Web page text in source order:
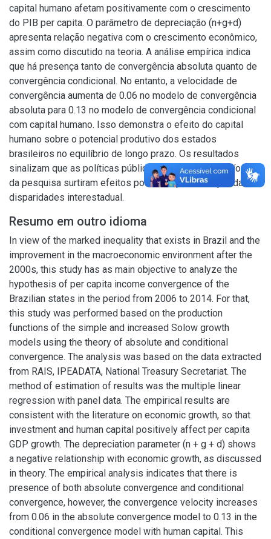
capital humano afetam positivamente com o crescimento
do PIB per capita. O parâmetro de depreciação (n+g+d)
apresenta relação negativa com o crescimento econômico,
assim como discutido na teoria. A análise empírica indica
que há presença tanto de convergência absoluta quanto de
convergência condicional. No entanto, a velocidade de
convergência aumenta de 0.06 no modelo de convergência
absoluta para 0.13 no modelo de convergência condicional
com capital humano. Isso demonstra o efeito do capital
humano sobre o potencial produtivo dos estados
brasileiros no equilíbrio de longo prazo. Os resultados
sinalizam que as políticas públicas realizadas no período
da pesquisa surtiram efeitos positivos para redução das
disparidades interestadual.
Resumo em outro idioma
In view of the marked inequality that exists in Brazil and the
improvement in the macroeconomic environment after the
2000s, this study has as main objective to analyze the
hypothesis of per capita income convergence of the
Brazilian states in the period from 2006 to 2014. For that,
this study was performed based on the production
functions of the simple and increased Solow growth
models using the theory of absolute and conditional
convergence. The analysis was based on the data extracted
from RAIS, IPEADATA, National Treasury Secretariat. The
method of estimation of results was the multiple linear
regression with panel data. The empirical results are
consistent with the literature on economic growth, so that
investment and human capital positively affect per capita
GDP growth. The depreciation parameter (n + g + d) shows
a negative relationship with economic growth, as discussed
in theory. The empirical analysis indicates that there is
presence of both absolute convergence and conditional
convergence, however, the convergence velocity increases
from 0.06 in the absolute convergence model to 0.13 in the
conditional convergence model with human capital. This